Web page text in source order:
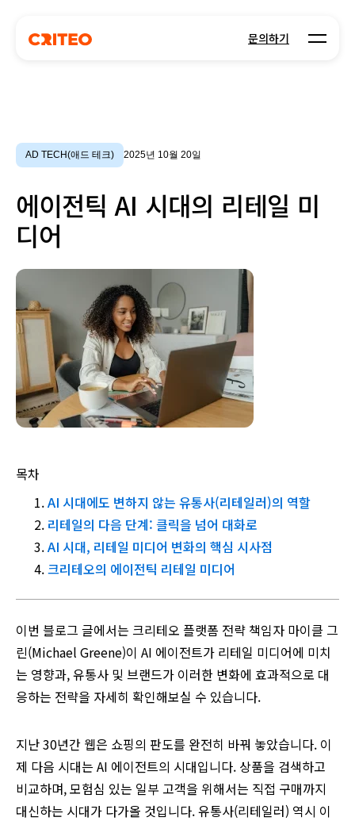
문의하기 Open
AD TECH(애드 테크) 2025년 10월 20일
에이전틱 AI 시대의 리테일 미
디어
목차
AI 시대에도 변하지 않는 유통사(리테일러)의 역할
리테일의 다음 단계: 클릭을 넘어 대화로
AI 시대, 리테일 미디어 변화의 핵심 시사점
크리테오의 에이전틱 리테일 미디어
이번 블로그 글에서는 크리테오 플랫폼 전략 책임자 마이클 그
린(Michael Greene)이 AI 에이전트가 리테일 미디어에 미치
는 영향과, 유통사 및 브랜드가 이러한 변화에 효과적으로 대
응하는 전략을 자세히 확인해보실 수 있습니다.
지난 30년간 웹은 쇼핑의 판도를 완전히 바꿔 놓았습니다. 이
제 다음 시대는 AI 에이전트의 시대입니다. 상품을 검색하고
비교하며, 모험심 있는 일부 고객을 위해서는 직접 구매까지
대신하는 시대가 다가올 것입니다. 유통사(리테일러) 역시 이